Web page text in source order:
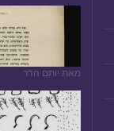
מאת יותם הדר